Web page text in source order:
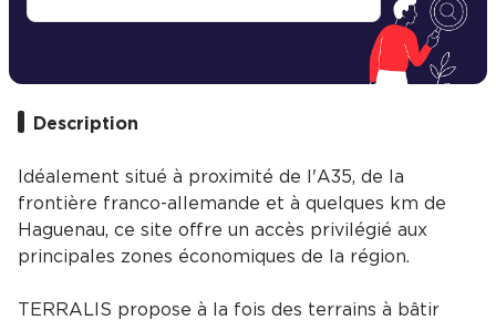
Description
Idéalement situé à proximité de l'A35, de la
frontière franco-allemande et à quelques km de
Haguenau, ce site offre un accès privilégié aux
principales zones économiques de la région.
TERRALIS propose à la fois des terrains à bâtir